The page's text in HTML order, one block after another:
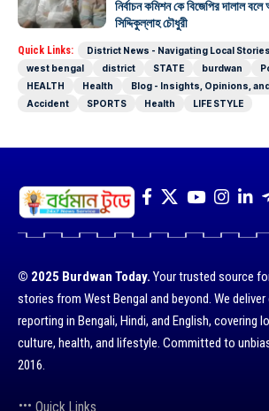
নির্বাচন কমিশন কে বিজেপির দালাল
সিদ্দিকুল্লাহ চৌধুরী
Quick Links: District News - Navigating Local Stories
west bengal
district STATE burdwan
HEALTH
Health
Blog - Insights, Opinions,
Accident
SPORTS Health LIFE STYLE
© 2025 Burdwan Today. Your trusted source
stories from West Bengal and beyond. We
reporting in Bengali, Hindi, and English, covering
culture, health, and lifestyle. Committed to
2016.
Quick Links